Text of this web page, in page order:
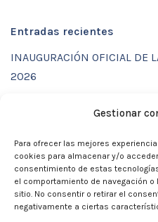
Gestionar
Para ofrecer las mejores
cookies para almacenar y/o
consentimiento de estas
el comportamiento de navegación
sitio. No consentir o retirar el
negativamente a ciertas
Entradas recientes
INAUGURACIÓN OFICIAL DE
2026
CALENDARIO DE
MARTIA 86
ACTIVIDADES DE VERANO